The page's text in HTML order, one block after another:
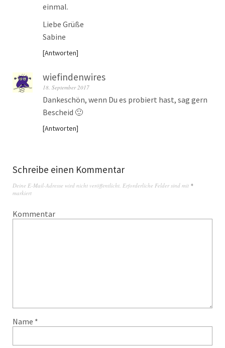
einmal.
Liebe Grüße
Sabine
Antworten
wiefindenwires
18. September 2017
Dankeschön, wenn Du es probiert hast, sag gern
Bescheid 🙂
Antworten
Schreibe einen Kommentar
Deine E-Mail-Adresse wird nicht veröffentlicht. Erforderliche Felder sind mit *
markiert
Kommentar
Name *